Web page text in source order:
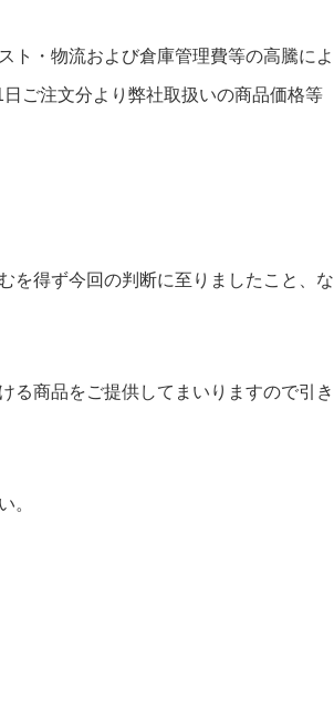
ト・物流および倉庫管理費等の高騰によ
ご注文分より弊社取扱いの商品価格等
を得ず今回の判断に至りましたこと、な
る商品をご提供してまいりますので引き
。